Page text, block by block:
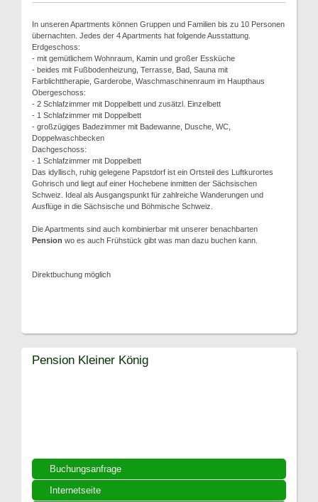
In unseren Apartments können Gruppen und Familien bis zu 10 Personen
übernachten. Jedes der 4 Apartments hat folgende Ausstattung.
Erdgeschoss:
- mit gemütlichem Wohnraum, Kamin und großer Essküche
- beides mit Fußbodenheizung, Terrasse, Bad, Sauna mit
Farblichttherapie, Garderobe, Waschmaschinenraum im Haupthaus
Obergeschoss:
- 2 Schlafzimmer mit Doppelbett und zusätzl. Einzelbett
- 1 Schlafzimmer mit Doppelbett
- großzügiges Badezimmer mit Badewanne, Dusche, WC,
Doppelwaschbecken
Dachgeschoss:
- 1 Schlafzimmer mit Doppelbett
Das idyllisch, ruhig gelegene Papstdorf ist ein Ortsteil des Luftkurortes
Gohrisch und liegt auf einer Hochebene inmitten der Sächsischen
Schweiz. Ideal als Ausgangspunkt für zahlreiche Wanderungen und
Ausflüge in die Sächsische und Böhmische Schweiz.
Die Apartments sind auch kombinierbar mit unserer benachbarten
Pension wo es auch Frühstück gibt was man dazu buchen kann.
Direktbuchung möglich
Buchungsanfrage
Internetseite
Pension Kleiner König